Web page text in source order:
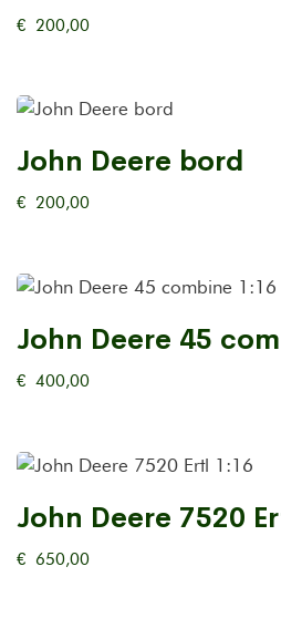
€ 200,00
John Deere bord
€ 200,00
John Deere 45
€ 400,00
John Deere 7520
€ 650,00